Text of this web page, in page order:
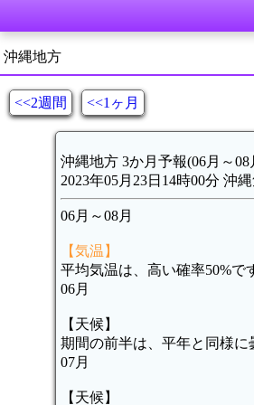
沖縄地方
<<2週間 <<1ヶ月
沖縄地方 3か月予報(06月～08
2023年05月23日14時00分 沖
06月～08月
【気温】
平均気温は、高い確率50%で
06月
【天候】
期間の前半は、平年と同様
07月
【天候】